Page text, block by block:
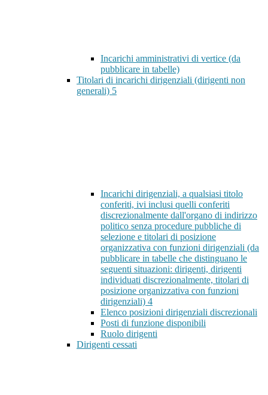
Incarichi amministrativi di vertice (da
pubblicare in tabelle)
Titolari di incarichi dirigenziali (dirigenti non
generali) 5
Incarichi dirigenziali, a qualsiasi titolo
conferiti, ivi inclusi quelli conferiti
discrezionalmente dall'organo di indirizzo
politico senza procedure pubbliche di
selezione e titolari di posizione
organizzativa con funzioni dirigenziali (da
pubblicare in tabelle che distinguano le
seguenti situazioni: dirigenti, dirigenti
individuati discrezionalmente, titolari di
posizione organizzativa con funzioni
dirigenziali) 4
Elenco posizioni dirigenziali discrezionali
Posti di funzione disponibili
Ruolo dirigenti
Dirigenti cessati